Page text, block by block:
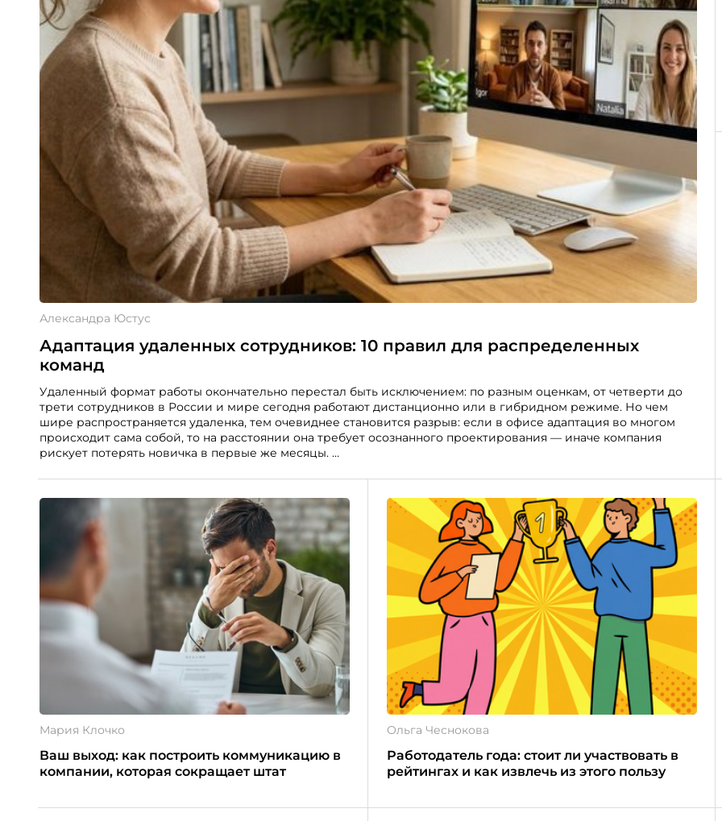
Александра Юстус
Адаптация удаленных сотрудников: 10 правил для распределенных
команд
Удаленный формат работы окончательно перестал быть исключением: по разным оценкам, от четверти до
трети сотрудников в России и мире сегодня работают дистанционно или в гибридном режиме. Но чем
шире распространяется удаленка, тем очевиднее становится разрыв: если в офисе адаптация во многом
происходит сама собой, то на расстоянии она требует осознанного проектирования — иначе компания
рискует потерять новичка в первые же месяцы.
Мария Клочко
Ваш выход: как построить коммуникацию в
компании, которая сокращает штат
Ольга Чеснокова
Работодатель года: стоит ли участвовать в
рейтингах и как извлечь из этого пользу